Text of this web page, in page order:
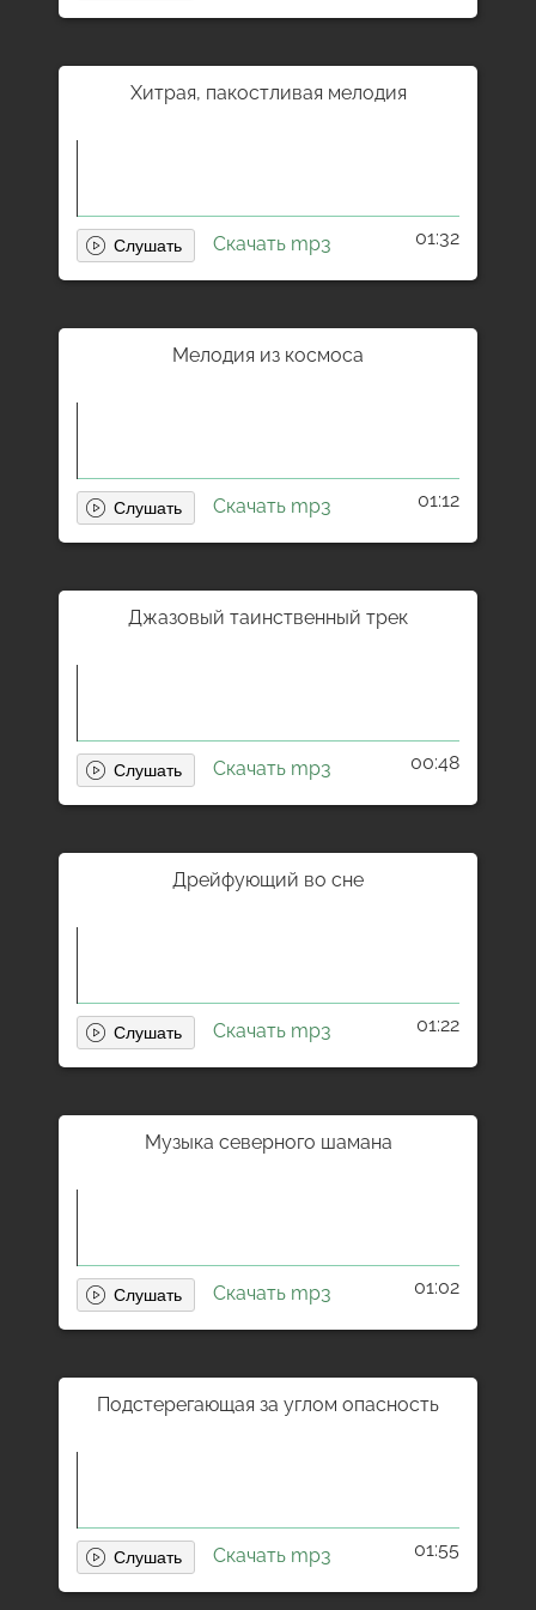
Хитрая, пакостливая мелодия
Скачать mp3 01:32
Мелодия из космоса
Скачать mp3 01:12
Джазовый таинственный трек
Скачать mp3 00:48
Дрейфующий во сне
Скачать mp3 01:22
Музыка северного шамана
Скачать mp3 01:02
Подстерегающая за углом опасность
Скачать mp3 01:55